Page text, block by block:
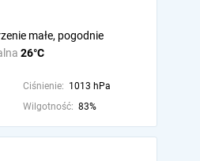
26°C
małe, pogodnie
Ciśnienie: 1013 hPa
Wilgotność: 83%